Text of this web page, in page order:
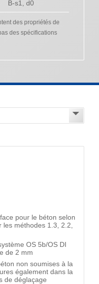
B-s1, d0
des propriétés de
des spécifications
pour le béton selon
méthodes 1.3, 2.2,
OS 5b/OS DI
de 2 mm
non soumises à la
également dans la
de déglaçage